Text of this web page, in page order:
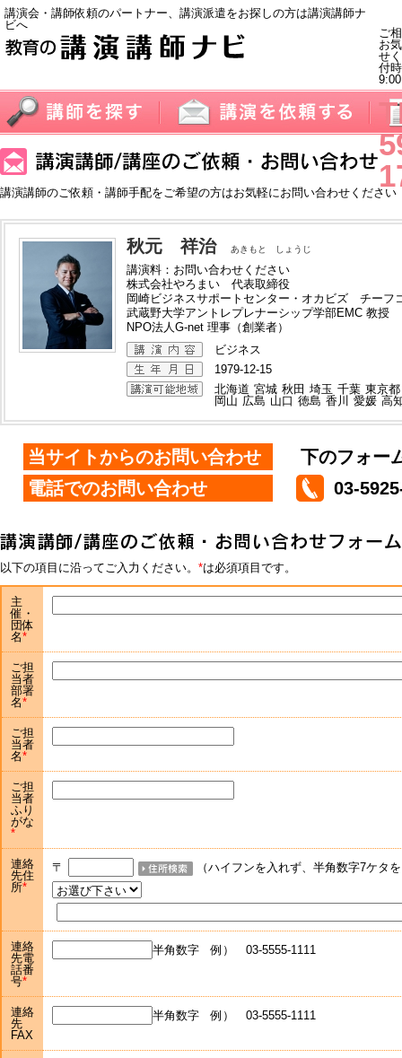
講演会・講師依頼のパートナー、講演派遣をお探しの方は講演講師ナ
ビへ
ご
お
せ
付
講演講師のご依頼・講師手配をご希望の方はお気軽にお問い合わせください
秋元 祥治 あきもと しょうじ
講演料：お問い合わせください
株式会社やろまい 代表取締役
岡崎ビジネスサポートセンター・オカビズ チーフ
武蔵野大学アントレプレナーシップ学部EMC 教授
NPO法人G-net 理事（創業者）
ビジネス
1979-12-15
北海道 宮城 秋田 埼玉 千葉 東京都
岡山 広島 山口 徳島 香川 愛媛 高
当サイトからのお問い合わせ
下のフォー
電話でのお問い合わせ
03-
以下の項目に沿ってご入力ください。 は必須項目です。
主
催・
団体
名
ご担
当者
部署
名
ご担
当者
名
ご担
当者
ふり
がな
連絡
先住
所
〒 （ハイフンを入れず、半角数字7ケタ
連絡
先電
話番
号
半角数字 例） 03-5555-1111
連絡
先
FAX
半角数字 例） 03-5555-1111